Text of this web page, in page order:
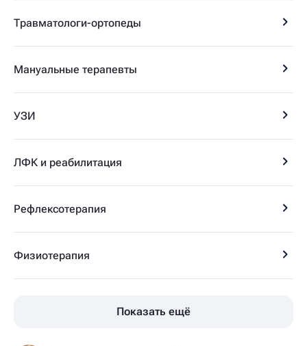
Травматологи-ортопеды
Мануальные терапевты
УЗИ
ЛФК и реабилитация
Рефлексотерапия
Физиотерапия
Показать ещё